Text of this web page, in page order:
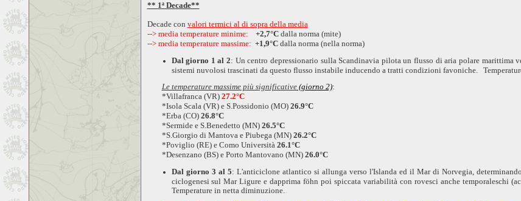
** 1ª Decade**
Decade con valori termici al di sopra della media
--> media temperature minime:
+2,7°Cdalla norma (mite)
--> media temperature massime: +1,9°Cdalla norma (nella norma)
Dal giorno 1 al 2: Un centro depressionario sulla Scandinavia pilota un flusso di aria polare
sistemi nuvolosi trascinati da questo flusso instabile inducendo a tratti condizioni favoniche.
Le temperature massime più significative(giorno 2):
*Villafranca (VR) 27.2°C
*Isola Scala (VR) e S.Possidonio (MO) 26.9°C
*Erba (CO) 26.8°C
*Sermide e S.Benedetto (MN) 26.5°C
*S.Giorgio di Mantova e Piubega (MN) 26.2°C
*Poviglio (RE) e Como Università 26.1°C
*Desenzano (BS) e Porto Mantovano (MN) 26.0°C
Dal giorno 3 al 5: L'anticiclone atlantico si allunga verso l'Islanda ed il Mar di Norvegia,
ciclogenesi sul Mar Ligure e dapprima föhn poi spiccata variabilità con rovesci anche temporaleschi
Temperature in netta diminuzione.